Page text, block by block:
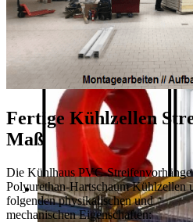
Fertige Kühlzellen
Maß
Die Kühlhaus PVC-
Polyurethan-Hartschaum Kühlzellen
folgenden physikalischen und
mechanischen Eigenschaften: